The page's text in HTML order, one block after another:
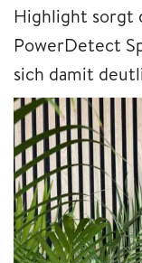
Highlight sorgt
PowerDetect
sich damit